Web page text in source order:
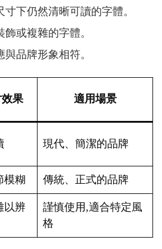
下仍然清晰可讀的字體。
或複雜的字體。
品牌形象相符。
果 適用場景
現代、簡潔的品牌
模糊 傳統、正式的品牌
以辨
謹慎使用,適合特定風
格